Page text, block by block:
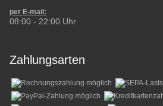
per E-mail:
08:00 - 22:00 Uhr
Zahlungsarten